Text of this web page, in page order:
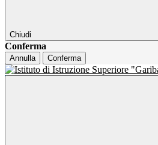
Chiudi
Conferma
Annulla Conferma